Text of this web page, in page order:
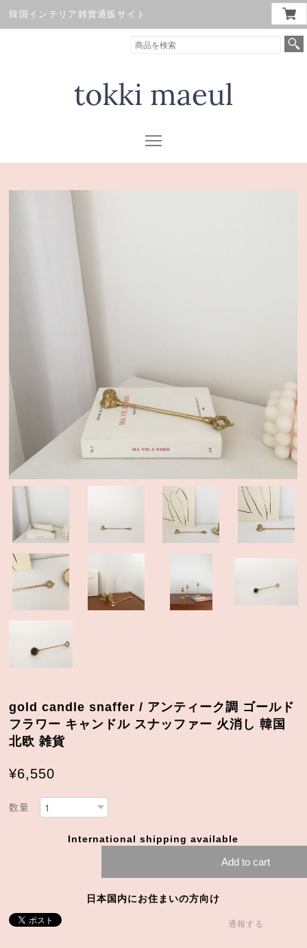
韓国インテリア雑貨通販サイト
gold candle snaffer / アンティーク調 ゴールド
フラワー キャンドル スナッファー 火消し 韓国
北欧 雑貨
¥6,550
数量
International shipping available
Add to cart
日本国内にお住まいの方向け
通報する